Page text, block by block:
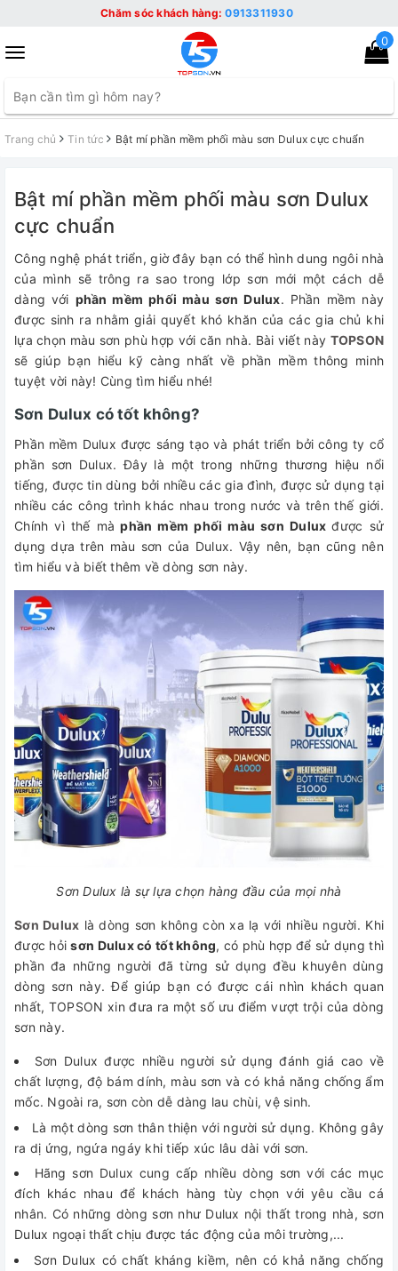
Chăm sóc khách hàng:0913311930
Toggle
0
Trang chủ Tin tức Bật mí phần mềm phối màu sơn Dulux cực chuẩn
Bật mí phần mềm phối màu sơn Dulux
cực chuẩn
Công nghệ phát triển, giờ đây bạn có thể hình dung ngôi nhà
của mình sẽ trông ra sao trong lớp sơn mới một cách dễ
dàng với phần mềm phối màu sơn Dulux. Phần mềm này
được sinh ra nhằm giải quyết khó khăn của các gia chủ khi
lựa chọn màu sơn phù hợp với căn nhà. Bài viết này TOPSON
sẽ giúp bạn hiểu kỹ càng nhất về phần mềm thông minh
tuyệt vời này! Cùng tìm hiểu nhé!
Sơn Dulux có tốt không?
Phần mềm Dulux được sáng tạo và phát triển bởi công ty cổ
phần sơn Dulux. Đây là một trong những thương hiệu nổi
tiếng, được tin dùng bởi nhiều các gia đình, được sử dụng tại
nhiều các công trình khác nhau trong nước và trên thế giới.
Chính vì thế mà phần mềm phối màu sơn Duluxđược sử
dụng dựa trên màu sơn của Dulux. Vậy nên, bạn cũng nên
tìm hiểu và biết thêm về dòng sơn này.
Sơn Dulux là sự lựa chọn hàng đầu của mọi nhà
Sơn Dulux là dòng sơn không còn xa lạ với nhiều người. Khi
được hỏisơn Dulux có tốt không, có phù hợp để sử dụng thì
phần đa những người đã từng sử dụng đều khuyên dùng
dòng sơn này. Để giúp bạn có được cái nhìn khách quan
nhất, TOPSON xin đưa ra một số ưu điểm vượt trội của dòng
sơn này.
Sơn Dulux được nhiều người sử dụng đánh giá cao về
chất lượng, độ bám dính, màu sơn và có khả năng chống ẩm
mốc. Ngoài ra, sơn còn dễ dàng lau chùi, vệ sinh.
Là một dòng sơn thân thiện với người sử dụng. Không gây
ra dị ứng, ngứa ngáy khi tiếp xúc lâu dài với sơn.
Hãng sơn Dulux cung cấp nhiều dòng sơn với các mục
đích khác nhau để khách hàng tùy chọn với yêu cầu cá
nhân. Có những dòng sơn như Dulux nội thất trong nhà, sơn
Dulux ngoại thất chịu được tác động của môi trường,...
Sơn Dulux có chất kháng kiềm, nên có khả năng chống